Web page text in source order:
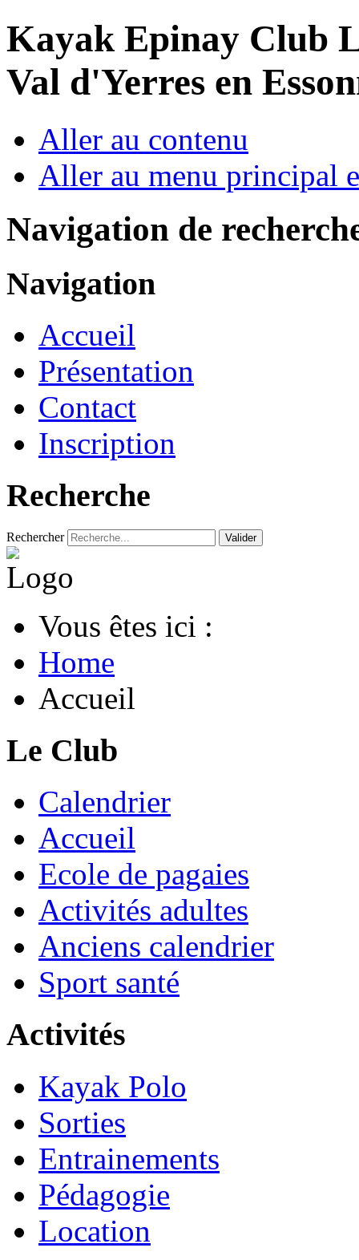
Kayak Epinay Club
Val d'Yerres en
Aller au contenu
Aller au menu principal
Navigation de
Navigation
Accueil
Présentation
Contact
Inscription
Recherche
Rechercher Valider
Vous êtes ici :
Home
Accueil
Le Club
Calendrier
Accueil
Ecole de pagaies
Activités adultes
Anciens calendrier
Sport santé
Activités
Kayak Polo
Sorties
Entrainements
Pédagogie
Location